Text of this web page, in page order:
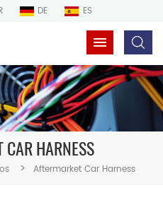
DE ES
CAR HARNESS
> Aftermarket Car Harness